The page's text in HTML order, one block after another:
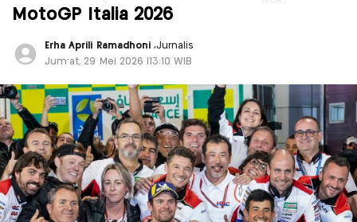
MotoGP Italia 2026
Erha Aprili Ramadhoni,Jurnalis
Jum'at, 29 Mei 2026 |13:10 WIB